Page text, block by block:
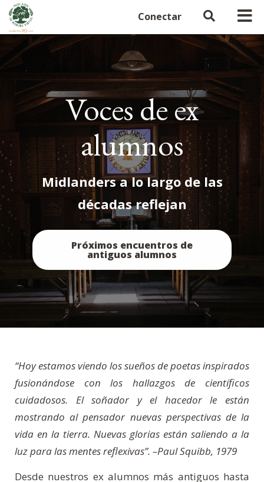
Conectar
Voces de ex
alumnos
Midlanders a lo largo de las
décadas reflejan
Próximos encuentros de
antiguos alumnos
“Hoy estamos viendo los sueños de poetas inspirados
fusionándose con los hallazgos de científicos
cuidadosos. El soñador y el hacedor le están
mostrando al pensador nuevas perspectivas de la
vida en la tierra. Nuevas glorias están saliendo a la
luz para las mentes reflexivas”. –Paul Squibb, 1979
Desde nuestros ex alumnos más antiguos hasta